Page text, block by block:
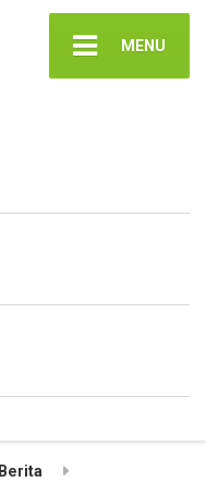
MENU
Berita